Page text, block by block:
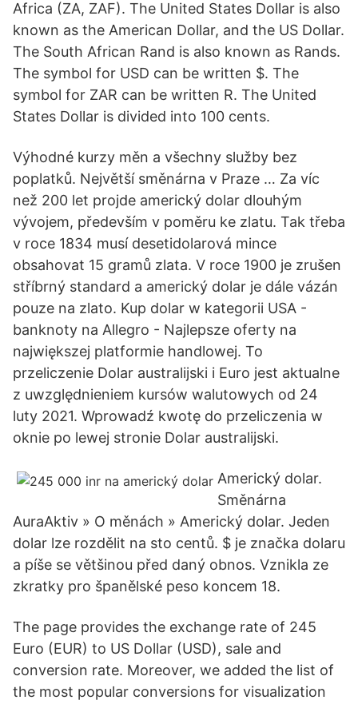
Africa (ZA, ZAF). The United States Dollar is also
known as the American Dollar, and the US Dollar.
The South African Rand is also known as Rands.
The symbol for USD can be written $. The
symbol for ZAR can be written R. The United
States Dollar is divided into 100 cents.
Výhodné kurzy měn a všechny služby bez
poplatků. Největší směnárna v Praze … Za víc
než 200 let projde americký dolar dlouhým
vývojem, především v poměru ke zlatu. Tak třeba
v roce 1834 musí desetidolarová mince
obsahovat 15 gramů zlata. V roce 1900 je zrušen
stříbrný standard a americký dolar je dále vázán
pouze na zlato. Kup dolar w kategorii USA -
banknoty na Allegro - Najlepsze oferty na
największej platformie handlowej. To
przeliczenie Dolar australijski i Euro jest aktualne
z uwzględnieniem kursów walutowych od 24
luty 2021. Wprowadź kwotę do przeliczenia w
oknie po lewej stronie Dolar australijski.
Americký dolar.
Směnárna
AuraAktiv » O měnách » Americký dolar. Jeden
dolar lze rozdělit na sto centů. $ je značka dolaru
a píše se většinou před daný obnos. Vznikla ze
zkratky pro španělské peso koncem 18.
The page provides the exchange rate of 245
Euro (EUR) to US Dollar (USD), sale and
conversion rate. Moreover, we added the list of
the most popular conversions for visualization